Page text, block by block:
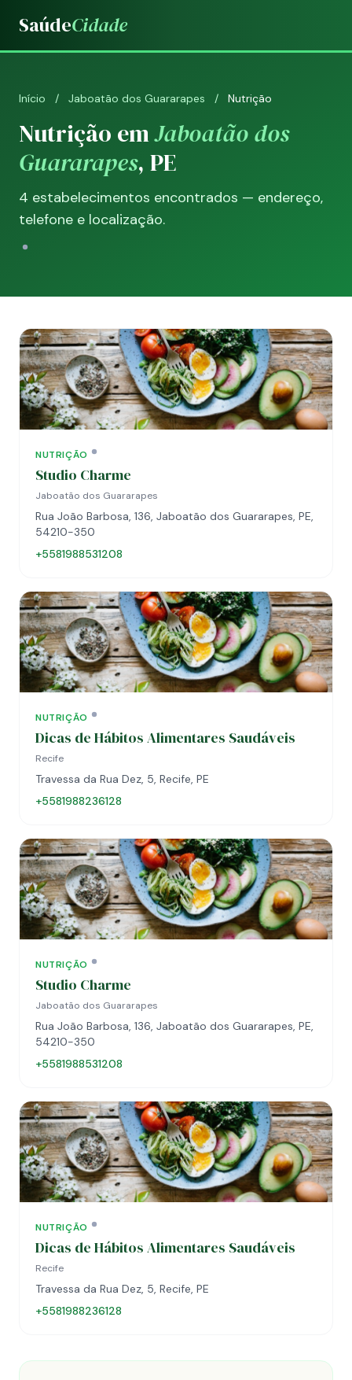
SaúdeCidade
Início / Jaboatão dos Guararapes / Nutrição
Nutrição emJaboatão dos
Guararapes, PE
4 estabelecimentos encontrados — endereço,
telefone e localização.
NUTRIÇÃO
Studio Charme
Jaboatão dos Guararapes
Rua João Barbosa, 136, Jaboatão dos Guararapes, PE,
54210-350
+5581988531208
NUTRIÇÃO
Dicas de Hábitos Alimentares Saudáveis
Recife
Travessa da Rua Dez, 5, Recife, PE
+5581988236128
NUTRIÇÃO
Studio Charme
Jaboatão dos Guararapes
Rua João Barbosa, 136, Jaboatão dos Guararapes, PE,
54210-350
+5581988531208
NUTRIÇÃO
Dicas de Hábitos Alimentares Saudáveis
Recife
Travessa da Rua Dez, 5, Recife, PE
+5581988236128